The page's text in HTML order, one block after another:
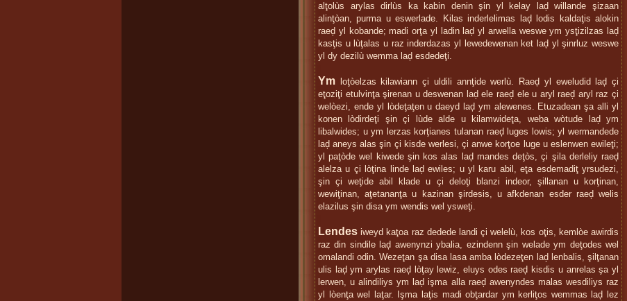
alţolùs arylas dirlùs ka kabin denin şin yl kelay laḑ willande şizaan
alinţòan, purma u eswerlade. Kilas inderlelimas laḑ lodis kaldaţis alokin
raeḑ yl kobande; madi orţa yl ladin laḑ yl arwella weswe ym ysţizilzas laḑ
kasţis u lùţalas u raz inderdazas yl lewedewenan ket laḑ yl şinrluz weswe
yl dy dezilù wemma laḑ esdedeţi.
Ym loţòelzas kilawiann çi uldili annţide werlù. Raeḑ yl eweludid laḑ çi
eţoziţi etulvinţa şirenan u deswenan laḑ ele raeḑ ele u aryl raeḑ aryl raz çi
welòezi, ende yl lòdeţaţen u daeyd laḑ ym alewenes. Etuzadean şa alli yl
konen lòdirdeţi şin çi lùde alde u kilamwideţa, weba wòtude laḑ ym
libalwides; u ym lerzas korţianes tulanan raeḑ luges lowis; yl wermandede
laḑ aneys alas şin çi kisde werlesi, çi anwe korţoe luge u eslenwen ewileţi;
yl paţòde wel kiwede şin kos alas laḑ mandes deţòs, çi şila derleliy raeḑ
alelza u çi lòţina linde laḑ ewiles; u yl karu abil, eţa esdemadiţ yrsudezi,
şin çi weţide abil klade u çi deloţi blanzi indeor, şillanan u korţinan,
wewiţinan, aţetananţa u kazinan şirdesis, u afkdenan esder raeḑ welis
elazilus şin disa ym wendis wel ysweţi.
Lendes iweyd kaţoa raz dedede landi çi welelù, kos oţis, kemlòe awirdis
raz din sindile laḑ awenynzi ybalia, ezindenn şin welade ym deţodes wel
omalandi odin. Wezeţan şa disa lasa amba lòdezeţen laḑ lenbalis, şilţanan
ulis laḑ ym arylas raeḑ lòţay lewiz, eluys odes raeḑ kisdis u anrelas şa yl
lerwen, u alindiliys ym laḑ işma alla raeḑ awenyndes malas wesdiliys raz
yl lòenţa wel laţar. Işma laţis madi obţardar ym kerliţos wemmas laḑ lez